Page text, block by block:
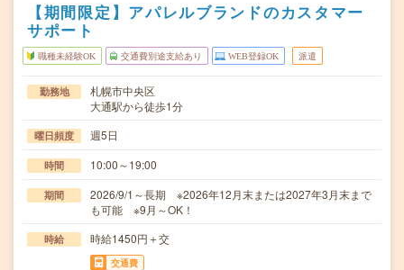
【期間限定】アパレルブランドのカスタマー
サポート
職種未経験OK 交通費別途支給あり WEB登録OK 派遣
勤務地
札幌市中央区
大通駅から徒歩1分
曜日頻度 週5日
時間 10:00～19:00
期間
2026/9/1～長期 ※2026年12月末または2027年3月末まで
も可能 ※9月～OK！
時給 時給1450円＋交
交通費